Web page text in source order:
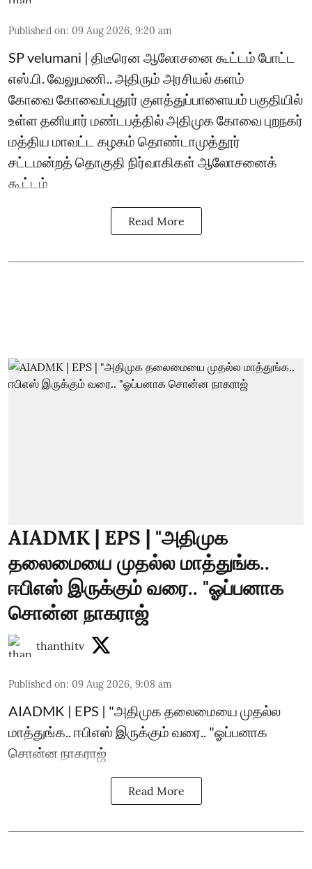
Published on: 09 Aug 2026, 9:20 am
SP velumani | திடீரென ஆலோசனை கூட்டம் போட்ட
எஸ்.பி. வேலுமணி.. அதிரும் அரசியல் களம்
கோவை கோவைப்புதூர் குளத்துப்பாளையம் பகுதியில்
உள்ள தனியார் மண்டபத்தில் அதிமுக கோவை புறநகர்
மத்திய மாவட்ட கழகம் தொண்டாமுத்தூர்
சட்டமன்றத் தொகுதி நிர்வாகிகள் ஆலோசனைக்
கூட்டம்
Read More
AIADMK | EPS | "அதிமுக
தலைமையை முதல்ல மாத்துங்க..
ஈபிஎஸ் இருக்கும் வரை.. "ஓப்பனாக
சொன்ன நாகராஜ்
thanthitv
Published on: 09 Aug 2026, 9:08 am
AIADMK | EPS | "அதிமுக தலைமையை முதல்ல
மாத்துங்க.. ஈபிஎஸ் இருக்கும் வரை.. "ஓப்பனாக
சொன்ன நாகராஜ்
Read More